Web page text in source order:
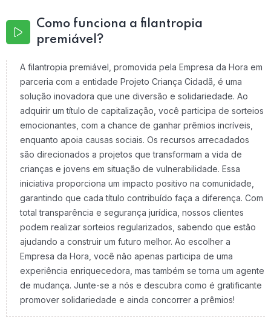
Como funciona a filantropia
premiável?
A filantropia premiável, promovida pela Empresa da Hora em
parceria com a entidade Projeto Criança Cidadã, é uma
solução inovadora que une diversão e solidariedade. Ao
adquirir um título de capitalização, você participa de sorteios
emocionantes, com a chance de ganhar prêmios incríveis,
enquanto apoia causas sociais. Os recursos arrecadados
são direcionados a projetos que transformam a vida de
crianças e jovens em situação de vulnerabilidade. Essa
iniciativa proporciona um impacto positivo na comunidade,
garantindo que cada título contribuído faça a diferença. Com
total transparência e segurança jurídica, nossos clientes
podem realizar sorteios regularizados, sabendo que estão
ajudando a construir um futuro melhor. Ao escolher a
Empresa da Hora, você não apenas participa de uma
experiência enriquecedora, mas também se torna um agente
de mudança. Junte-se a nós e descubra como é gratificante
promover solidariedade e ainda concorrer a prêmios!